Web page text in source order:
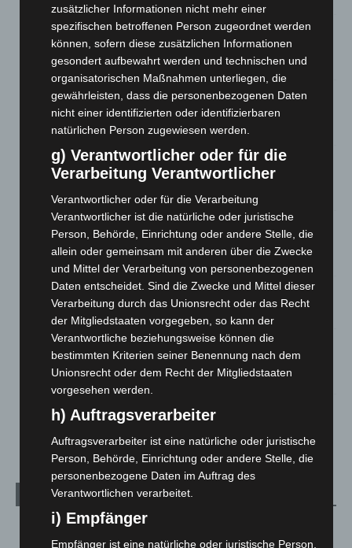
Hannover: Erste Tigermücken-Population in Niedersachsen
entdeckt
7. August 2026
Brand im „Haus der Begegnung“ in Neuwarmbüchen schnell
eingedämmt
6. August 2026
Region Hannover: 21 neue Notfallsanitäter starten beim
Roten Kreuz
5. August 2026
Mann läuft mit Hockeyschläger über A7 – Polizei sucht
Zeugen
5. August 2026
Celle: Mensch stirbt bei Bagger-Unfall auf Baustelle
Gasleitung bei McDonald’s-Umbau in Langenhagen
beschädigt
5. August 2026
Anklage nach Abschaltung von „Archetyp Market“ erhoben
Kategorien
Blaulicht
zusätzlicher Informationen nicht mehr einer
spezifischen betroffenen Person zugeordnet werden
können, sofern diese zusätzlichen Informationen
gesondert aufbewahrt werden und technischen und
organisatorischen Maßnahmen unterliegen, die
gewährleisten, dass die personenbezogenen Daten
nicht einer identifizierten oder identifizierbaren
natürlichen Person zugewiesen werden.
g) Verantwortlicher oder für die
Verarbeitung Verantwortlicher
Verantwortlicher oder für die Verarbeitung
Verantwortlicher ist die natürliche oder juristische
Person, Behörde, Einrichtung oder andere Stelle, die
allein oder gemeinsam mit anderen über die Zwecke
und Mittel der Verarbeitung von personenbezogenen
Daten entscheidet. Sind die Zwecke und Mittel dieser
Verarbeitung durch das Unionsrecht oder das Recht
der Mitgliedstaaten vorgegeben, so kann der
Verantwortliche beziehungsweise können die
bestimmten Kriterien seiner Benennung nach dem
Unionsrecht oder dem Recht der Mitgliedstaaten
vorgesehen werden.
h) Auftragsverarbeiter
Auftragsverarbeiter ist eine natürliche oder juristische
Person, Behörde, Einrichtung oder andere Stelle, die
personenbezogene Daten im Auftrag des
Verantwortlichen verarbeitet.
i) Empfänger
Empfänger ist eine natürliche oder juristische Person,